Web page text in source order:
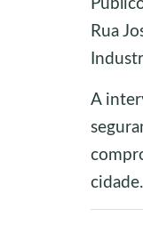
Rua
A
cidade.